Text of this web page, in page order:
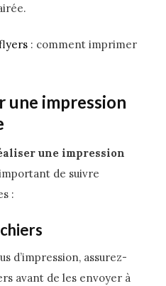
: comment imprimer
une impression
une impression
de suivre
:
d’impression, assurez-
avant de les envoyer à